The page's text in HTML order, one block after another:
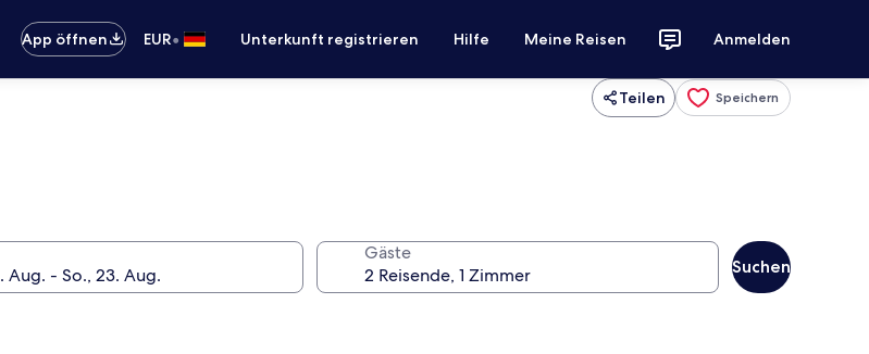
App öffnen EUR• Unterkunft registrieren Hilfe Meine Reisen Anmelden
Teilen Speichern
Gäste
Suchen